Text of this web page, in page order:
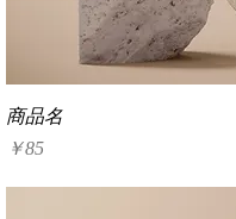
商品名
価格
￥85